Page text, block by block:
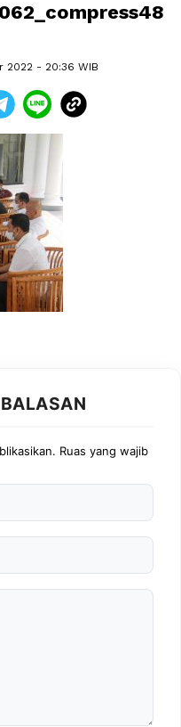
2022 - 20:36 WIB
Ruas yang wajib